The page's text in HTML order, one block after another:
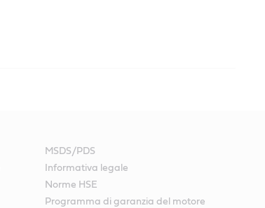
MSDS/PDS
Informativa legale
Norme HSE
Programma di garanzia del motore